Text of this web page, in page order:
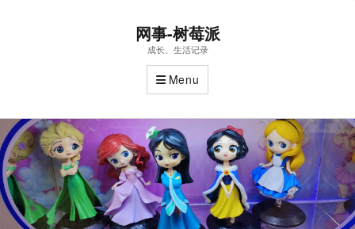
网事-树莓派
成长、生活记录
Menu